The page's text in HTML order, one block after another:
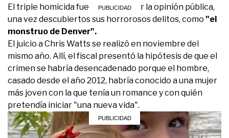
El triple homicida fue bautizado por la opinión pública,
una vez descubiertos sus horrorosos delitos, como "el
monstruo de Denver".
El juicio a Chris Watts se realizó en noviembre del
mismo año. Allí, el fiscal presentó la hipótesis de que el
crimen se habría desencadenado porque el hombre,
casado desde el año 2012, habría conocido a una mujer
más joven con la que tenía un romance y con quién
pretendía iniciar "una nueva vida".